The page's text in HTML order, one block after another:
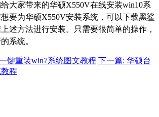
大家带来的华硕X550V在线安装win10系
要为华硕X550V安装系统，可以下载黑鲨
述方法进行安装。只需要很简单的操作，
系统。
键重装win7系统图文教程 下一篇: 华硕台
程